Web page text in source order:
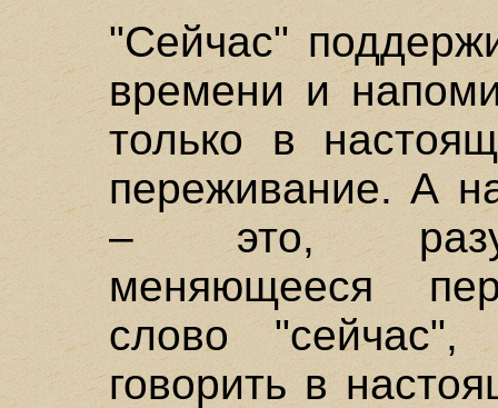
"Сейчас"
времени и
только в
переживание. А
– это,
меняющееся
слово "сейчас",
говорить в